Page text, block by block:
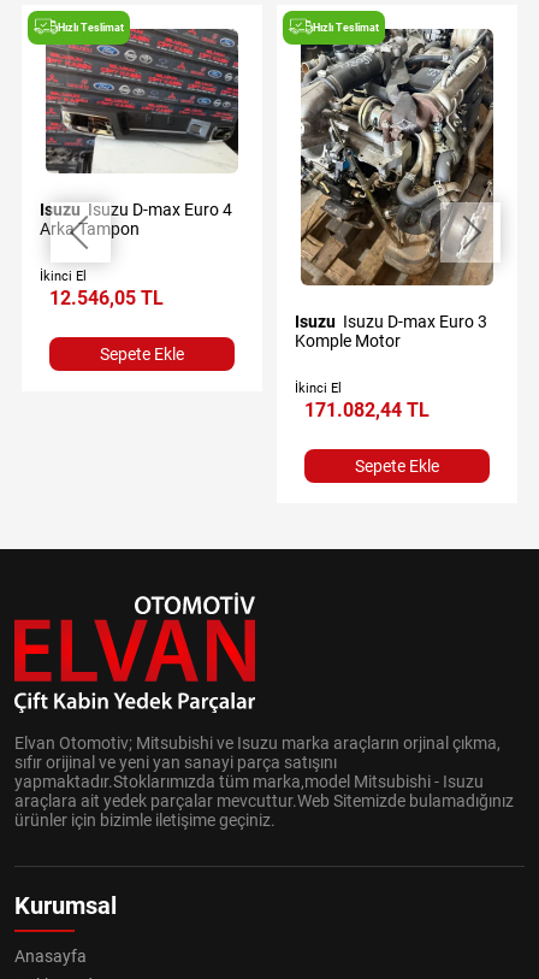
Hızlı Teslimat
Isuzu
Arka Tampon
İkinci El
12.546,05 TL
Sepete Ekle
Hızlı Teslimat
Isuzu
Komple Motor
İkinci El
171.082,44 TL
Sepete Ekle
Elvan Otomotiv; Mitsubishi ve Isuzu marka araçların orjinal çıkma,
sıfır orijinal ve yeni yan sanayi parça satışını
yapmaktadır.Stoklarımızda tüm marka,model Mitsubishi - Isuzu
araçlara ait yedek parçalar mevcuttur.Web Sitemizde bulamadığınız
ürünler için bizimle iletişime geçiniz.
Kurumsal
Anasayfa